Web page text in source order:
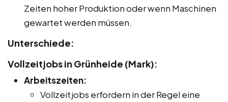
Zeiten hoher Produktion oder wenn Maschinen
gewartet werden müssen.
Unterschiede:
Vollzeitjobs in Grünheide (Mark):
Arbeitszeiten:
Vollzeitjobs erfordern in der Regel eine